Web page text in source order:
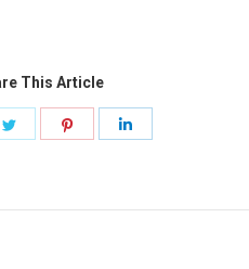
This Article
Share